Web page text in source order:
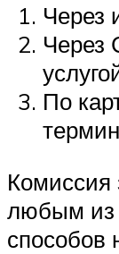
Через
Через
По
Комиссия
любым из
способов